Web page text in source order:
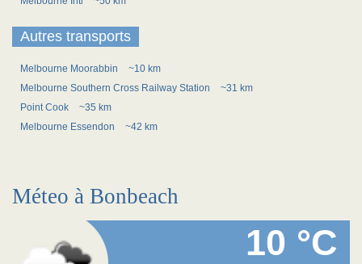
Autres transports
Melbourne Moorabbin
~10 km
Melbourne Southern Cross Railway Station
~31 km
Point Cook
~35 km
Melbourne Essendon
~42 km
Méteo à Bonbeach
10 °C